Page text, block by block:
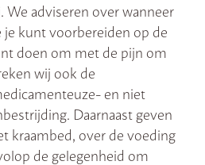
We adviseren over wanneer
je kunt voorbereiden op de
doen om met de pijn om
wij ook de
en niet
Daarnaast geven
kraambed, over de voeding
de gelegenheid om